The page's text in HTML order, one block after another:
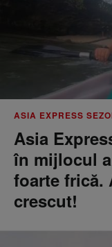
ASIA EXPRESS
Asia
în mijlocul
foarte frică.
crescut!